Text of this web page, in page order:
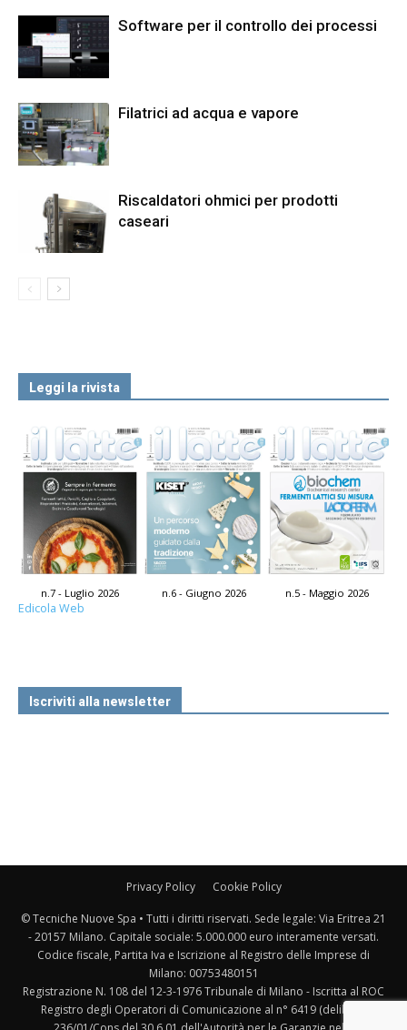
Software per il controllo dei processi
Filatrici ad acqua e vapore
Riscaldatori ohmici per prodotti
caseari
Leggi la rivista
n.7 - Luglio 2026 n.6 - Giugno 2026 n.5 - Maggio 2026
Edicola Web
Iscriviti alla newsletter
Privacy Policy Cookie Policy
© Tecniche Nuove Spa • Tutti i diritti riservati. Sede legale: Via Eritrea 21
- 20157 Milano. Capitale sociale: 5.000.000 euro interamente versati.
Codice fiscale, Partita Iva e Iscrizione al Registro delle Imprese di
Milano: 00753480151
Registrazione N. 108 del 12-3-1976 Tribunale di Milano - Iscritta al ROC
Registro degli Operatori di Comunicazione al n° 6419 (delibera